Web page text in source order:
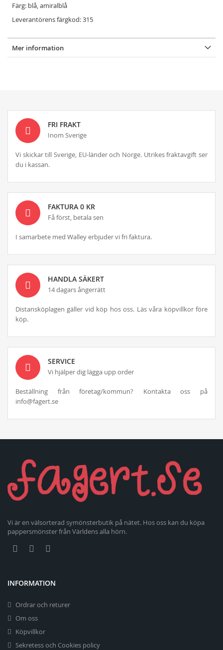
Färg: blå, amiralblå
Leverantörens färgkod: 315
Mer information
FRI FRAKT
Inom Sverige
Vi skickar till Sverige, EU-länder och Norge. Utrikes fraktavgift ser
du i kassan.
FAKTURA 0 KR
Få först, betala sen
I samarbete med Walley erbjuder vi fri faktura.
HANDLA SÄKERT
14 dagars ångerrätt
Distansköplagen gäller vid köp hos oss. Läs våra köpvillkor före
köp.
SERVICE
Vi hjälper dig lägga upp order
Beställning från företag/kommun? Kontakta oss på
info@fagert.se
Vi är en välsorterad symönsterbutik på nätet. Hos oss kan du köpa
pappersmönster från Världens alla hörn.
INFORMATION
Ordrar och returer
Om oss
Köpvillkor
Sekretess och Cookies policy